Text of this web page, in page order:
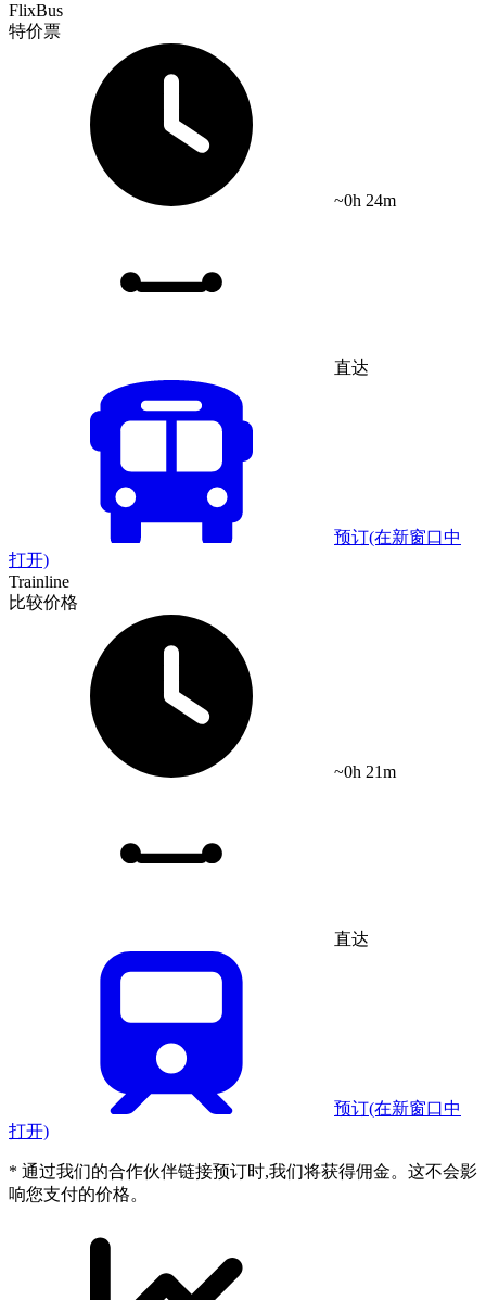
FlixBus
特价票
~0h 24m
直达
预订(在新窗口中
打开)
Trainline
比较价格
~0h 21m
直达
预订(在新窗口中
打开)
* 通过我们的合作伙伴链接预订时,我们将获得佣金。这不会影
响您支付的价格。